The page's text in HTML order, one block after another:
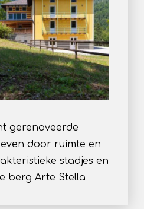
gerenoveerde
door ruimte en
stadjes en
berg Arte Stella